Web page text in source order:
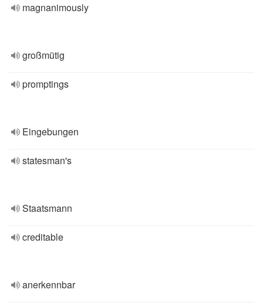
magnanimously
großmütig
promptings
Eingebungen
statesman's
Staatsmann
creditable
anerkennbar